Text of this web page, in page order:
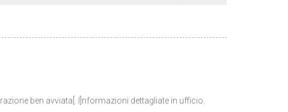
ben avviata[. I]nformazioni dettagliate in ufficio.